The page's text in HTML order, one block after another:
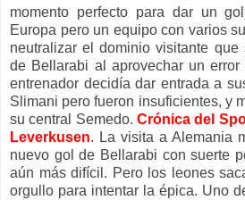
momento perfecto para dar un
Europa pero un equipo con varios
neutralizar el dominio visitante
de Bellarabi al aprovechar un
entrenador decidía dar entrada a
Slimani pero fueron insuficientes, y
su central Semedo. Crónica del
Leverkusen. La visita a Alemania
nuevo gol de Bellarabi con suerte
aún más difícil. Pero los leones
orgullo para intentar la épica. Uno